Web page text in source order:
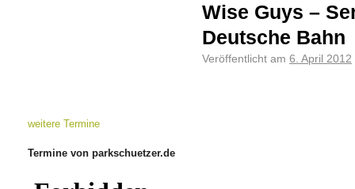
Wise Guys –
Deutsche Bahn
Veröffentlicht am 6. April 2012
weitere Termine
Termine von parkschuetzer.de